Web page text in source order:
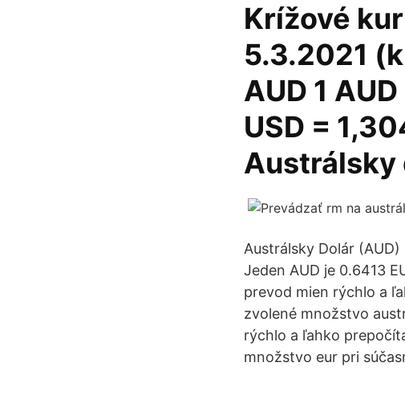
Krížové
5.3.2021
AUD 1
USD =
Austrálsky
Austrálsky Dolár
Jeden AUD je 0.6413
prevod mien rýchlo a
zvolené množstvo
rýchlo a ľahko
množstvo eur pri